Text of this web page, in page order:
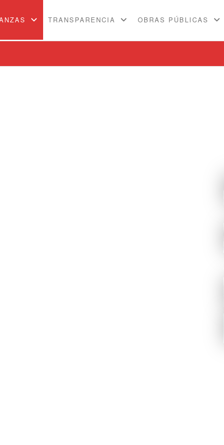
TRANSPARENCIA OBRAS PÚBLICAS